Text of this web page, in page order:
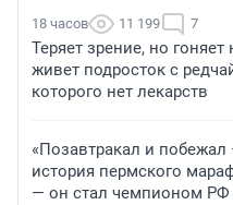
18 часов 11 199 7
Теряет зрение, но
живет подросток с
которого нет лекарств
«Позавтракал и
история пермского
— он стал чемпионом РФ